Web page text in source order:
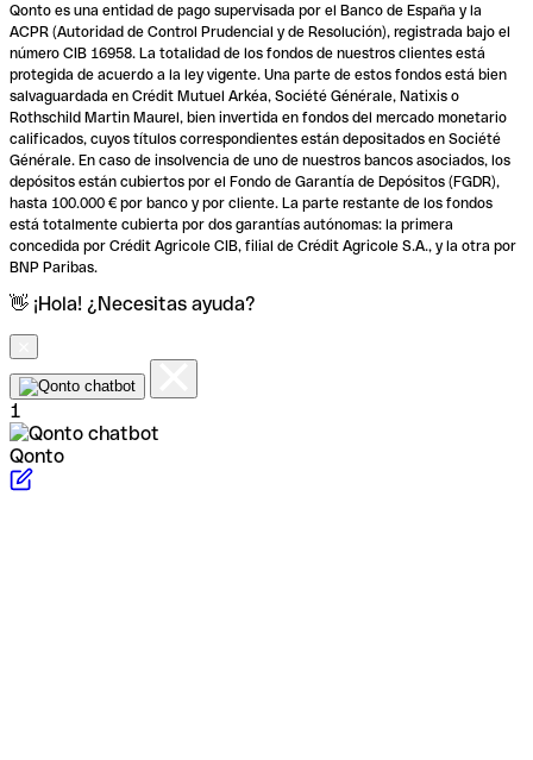
Qonto es una entidad de pago supervisada por el Banco de España y la
ACPR (Autoridad de Control Prudencial y de Resolución), registrada bajo el
número CIB 16958. La totalidad de los fondos de nuestros clientes está
protegida de acuerdo a la ley vigente. Una parte de estos fondos está bien
salvaguardada en Crédit Mutuel Arkéa, Société Générale, Natixis o
Rothschild Martin Maurel, bien invertida en fondos del mercado monetario
calificados, cuyos títulos correspondientes están depositados en Société
Générale. En caso de insolvencia de uno de nuestros bancos asociados, los
depósitos están cubiertos por el Fondo de Garantía de Depósitos (FGDR),
hasta 100.000 € por banco y por cliente. La parte restante de los fondos
está totalmente cubierta por dos garantías autónomas: la primera
concedida por Crédit Agricole CIB, filial de Crédit Agricole S.A., y la otra por
BNP Paribas.
👋 ¡Hola! ¿Necesitas ayuda?
1
Qonto